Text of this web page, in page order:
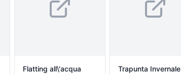
Flatting all\'acqua
Trapunta Invernale